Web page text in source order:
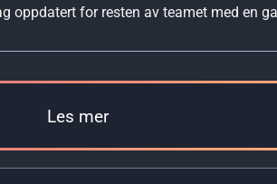
oppdatert for resten av teamet med en
Les mer